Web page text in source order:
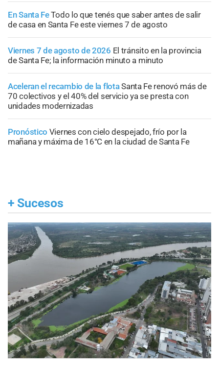
En Santa FeTodo lo que tenés que saber antes de salir
de casa en Santa Fe este viernes 7 de agosto
Viernes 7 de agosto de 2026 El tránsito en la provincia
de Santa Fe; la información minuto a minuto
Aceleran el recambio de la flotaSanta Fe renovó más de
70 colectivos y el 40% del servicio ya se presta con
unidades modernizadas
Pronóstico Viernes con cielo despejado, frío por la
mañana y máxima de 16°C en la ciudad de Santa Fe
+ Sucesos